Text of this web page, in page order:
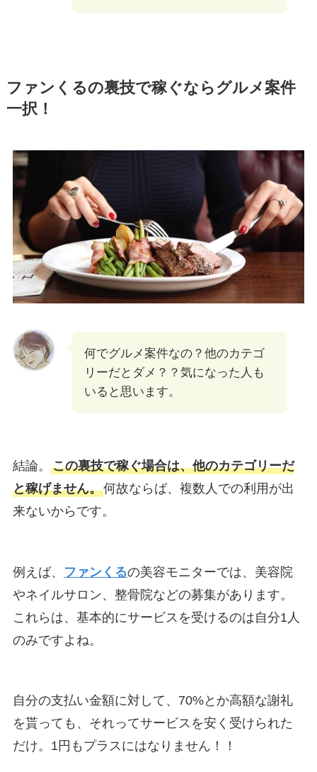
ファンくるの裏技で稼ぐならグルメ案件
一択！
何でグルメ案件なの？他のカテゴ
リーだとダメ？？気になった人も
いると思います。
結論。 この裏技で稼ぐ場合は、他のカテゴリーだ
と稼げません。何故ならば、複数人での利用が出
来ないからです。
例えば、 ファンくるの美容モニターでは、美容院
やネイルサロン、整骨院などの募集があります。
これらは、基本的にサービスを受けるのは自分1人
のみですよね。
自分の支払い金額に対して、70%とか高額な謝礼
を貰っても、それってサービスを安く受けられた
だけ。1円もプラスにはなりません！！